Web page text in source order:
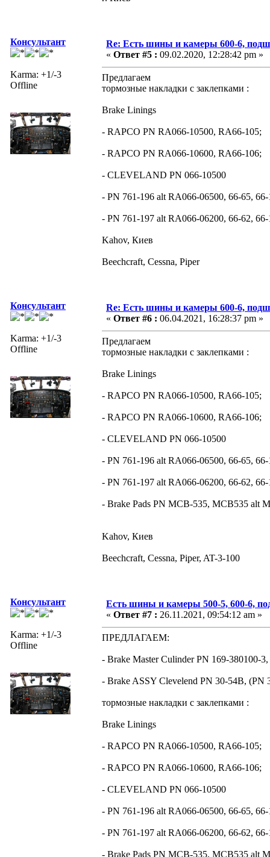
Консультант
Karma: +1/-3
Offline
Re: Есть шины и камеры 600-6,
« Ответ #5 : 09.02.2020, 12:28:42 pm »
Предлагаем
тормозные накладки с заклепками :
Brake Linings
- RAPCO PN RA066-10500, RA66-105;
- RAPCO PN RA066-10600, RA66-106;
- CLEVELAND PN 066-10500
- PN 761-196 alt RA066-06500, 66-65, 66-
- PN 761-197 alt RA066-06200, 66-62, 66-
Kahov, Киев
Beechcraft, Cessna, Piper
Консультант
Karma: +1/-3
Offline
Re: Есть шины и камеры 600-6,
« Ответ #6 : 06.04.2021, 16:28:37 pm »
Предлагаем
тормозные накладки с заклепками :
Brake Linings
- RAPCO PN RA066-10500, RA66-105;
- RAPCO PN RA066-10600, RA66-106;
- CLEVELAND PN 066-10500
- PN 761-196 alt RA066-06500, 66-65, 66-
- PN 761-197 alt RA066-06200, 66-62, 66-
- Brake Pads PN MCB-535, MCB535 alt
Kahov, Киев
Beechcraft, Cessna, Piper, AT-3-100
Консультант
Karma: +1/-3
Offline
Есть шины и камеры 500-5, 600-6,
« Ответ #7 : 26.11.2021, 09:54:12 am »
ПРЕДЛАГАЕМ:
- Brake Master Culinder PN 169-380100-
- Brake ASSY Clevelend PN 30-54B, (PN
тормозные накладки с заклепками :
Brake Linings
- RAPCO PN RA066-10500, RA66-105;
- RAPCO PN RA066-10600, RA66-106;
- CLEVELAND PN 066-10500
- PN 761-196 alt RA066-06500, 66-65, 66-
- PN 761-197 alt RA066-06200, 66-62, 66-
- Brake Pads PN MCB-535, MCB535 alt